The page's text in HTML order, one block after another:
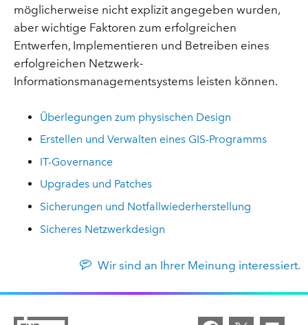
möglicherweise nicht explizit angegeben wurden,
aber wichtige Faktoren zum erfolgreichen
Entwerfen, Implementieren und Betreiben eines
erfolgreichen Netzwerk-
Informationsmanagementsystems leisten können.
Überlegungen zum physischen Design
Erstellen und Verwalten eines GIS-Programms
IT-Governance
Upgrades und Patches
Sicherungen und Notfallwiederherstellung
Sicheres Netzwerkdesign
Wir sind an Ihrer Meinung interessiert.